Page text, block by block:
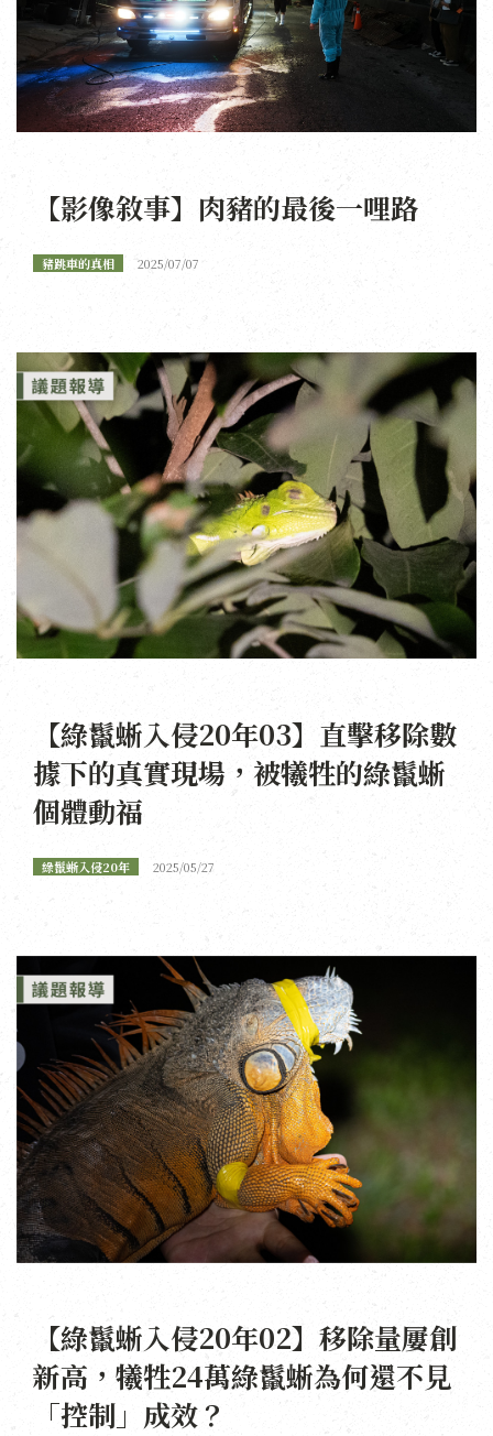
【影像敘事】肉豬的最後一哩路
豬跳車的真相 2025/07/07
【綠鬣蜥入侵20年03】直擊移除數
據下的真實現場，被犧牲的綠鬣蜥
個體動福
綠鬣蜥入侵20年 2025/05/27
【綠鬣蜥入侵20年02】移除量屢創
新高，犧牲24萬綠鬣蜥為何還不見
「控制」成效？